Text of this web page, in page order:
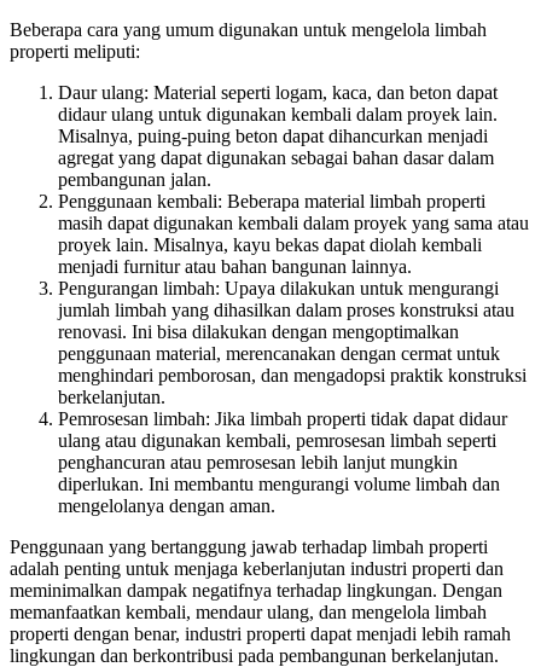
Beberapa cara yang umum digunakan untuk mengelola limbah
properti meliputi:
Daur ulang: Material seperti logam, kaca, dan beton dapat
didaur ulang untuk digunakan kembali dalam proyek lain.
Misalnya, puing-puing beton dapat dihancurkan menjadi
agregat yang dapat digunakan sebagai bahan dasar dalam
pembangunan jalan.
Penggunaan kembali: Beberapa material limbah properti
masih dapat digunakan kembali dalam proyek yang sama atau
proyek lain. Misalnya, kayu bekas dapat diolah kembali
menjadi furnitur atau bahan bangunan lainnya.
Pengurangan limbah: Upaya dilakukan untuk mengurangi
jumlah limbah yang dihasilkan dalam proses konstruksi atau
renovasi. Ini bisa dilakukan dengan mengoptimalkan
penggunaan material, merencanakan dengan cermat untuk
menghindari pemborosan, dan mengadopsi praktik konstruksi
berkelanjutan.
Pemrosesan limbah: Jika limbah properti tidak dapat didaur
ulang atau digunakan kembali, pemrosesan limbah seperti
penghancuran atau pemrosesan lebih lanjut mungkin
diperlukan. Ini membantu mengurangi volume limbah dan
mengelolanya dengan aman.
Penggunaan yang bertanggung jawab terhadap limbah properti
adalah penting untuk menjaga keberlanjutan industri properti dan
meminimalkan dampak negatifnya terhadap lingkungan. Dengan
memanfaatkan kembali, mendaur ulang, dan mengelola limbah
properti dengan benar, industri properti dapat menjadi lebih ramah
lingkungan dan berkontribusi pada pembangunan berkelanjutan.